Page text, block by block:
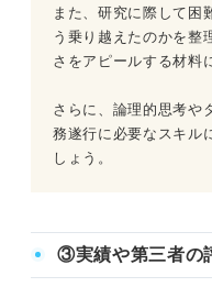
また、研究に際して困
う乗り越えたのかを整
さをアピールする材料
さらに、論理的思考や
務遂行に必要なスキル
しょう。
③実績や第三者の